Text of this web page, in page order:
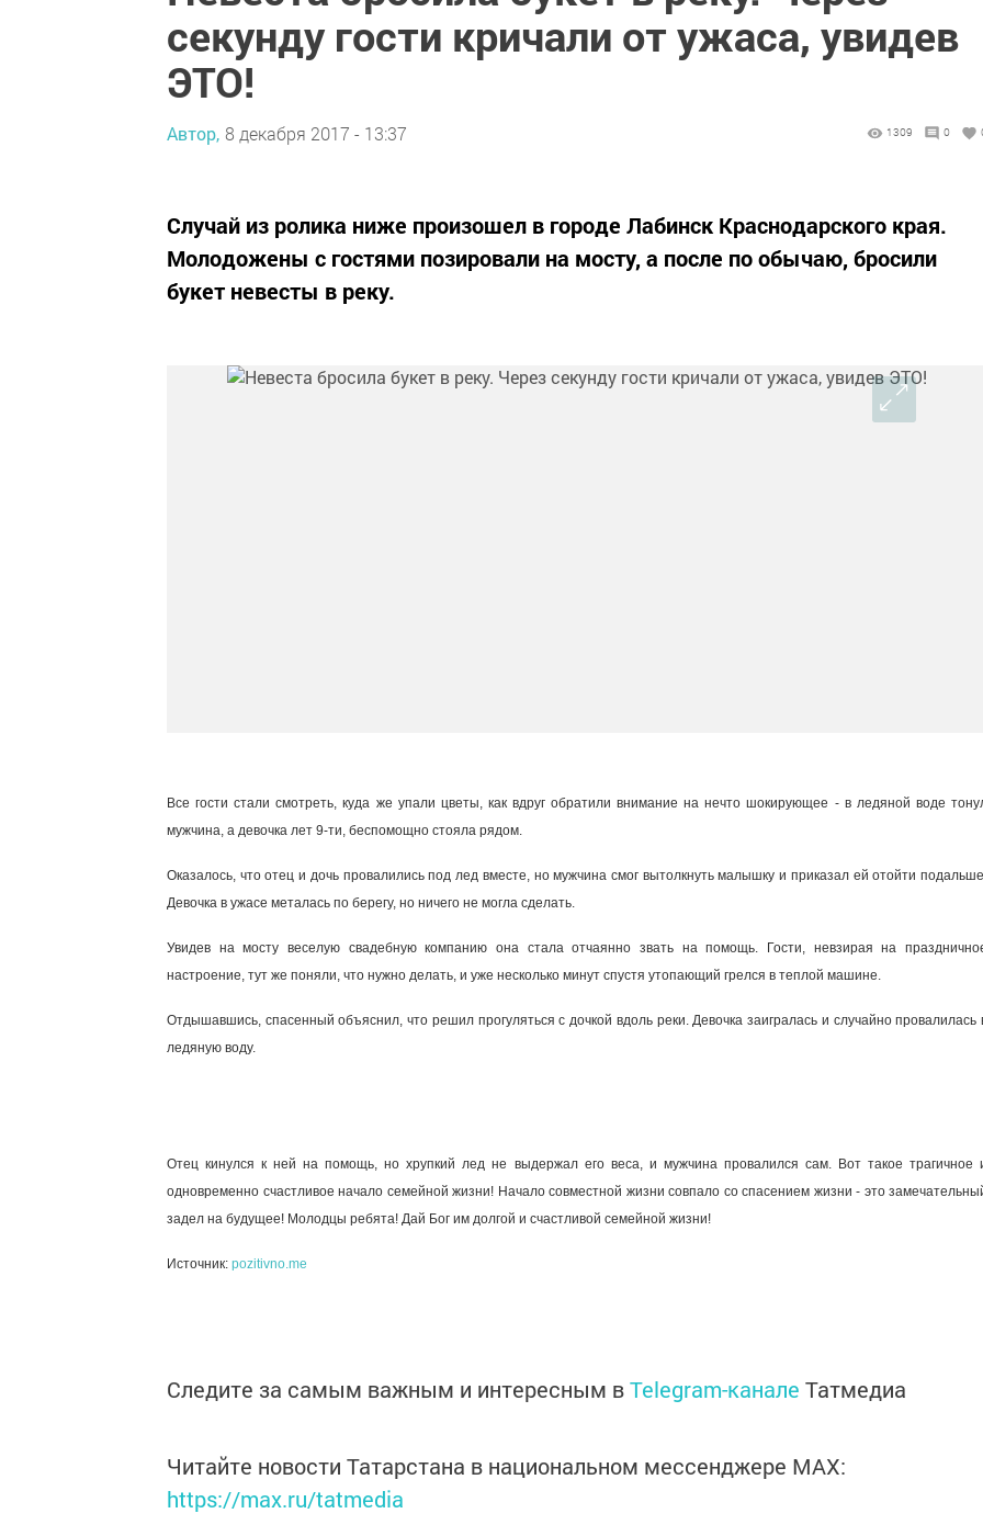
секунду гости кричали от ужаса, увидев
ЭТО!
Автор, 8 декабря 2017 - 13:37 1309 0
Случай из ролика ниже произошел в городе Лабинск Краснодарского края.
Молодожены с гостями позировали на мосту, а после по обычаю, бросили
букет невесты в реку.
Все гости стали смотреть, куда же упали цветы, как вдруг обратили внимание на нечто шокирующее - в ледяной воде
мужчина, а девочка лет 9-ти, беспомощно стояла рядом.
Оказалось, что отец и дочь провалились под лед вместе, но мужчина смог вытолкнуть малышку и приказал ей отойти
Девочка в ужасе металась по берегу, но ничего не могла сделать.
Увидев на мосту веселую свадебную компанию она стала отчаянно звать на помощь. Гости, невзирая на
настроение, тут же поняли, что нужно делать, и уже несколько минут спустя утопающий грелся в теплой машине.
Отдышавшись, спасенный объяснил, что решил прогуляться с дочкой вдоль реки. Девочка заигралась и случайно провалилась
ледяную воду.
Отец кинулся к ней на помощь, но хрупкий лед не выдержал его веса, и мужчина провалился сам. Вот такое трагичное
одновременно счастливое начало семейной жизни! Начало совместной жизни совпало со спасением жизни - это
задел на будущее! Молодцы ребята! Дай Бог им долгой и счастливой семейной жизни!
Источник: pozitivno.me
Следите за самым важным и интересным вTelegram-канале Татмедиа
Читайте новости Татарстана в национальном мессенджере MАХ:
https://max.ru/tatmedia